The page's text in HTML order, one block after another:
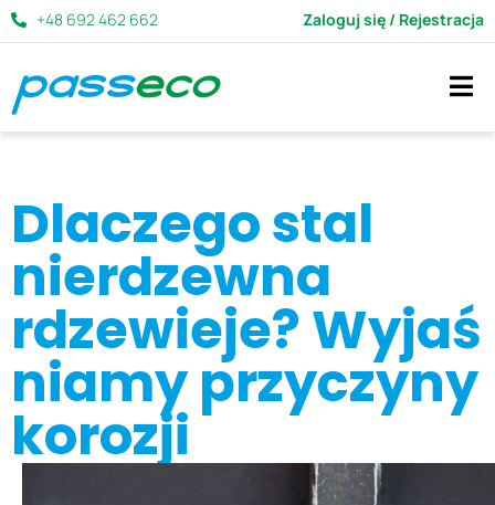
+48 692 462 662 Zaloguj się / Rejestracja
Dlaczego stal
nierdzewna
rdzewieje? Wyjaś
niamy przyczyny
korozji